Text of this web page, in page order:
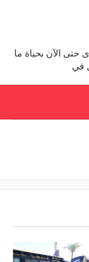
الآن بحياة ما